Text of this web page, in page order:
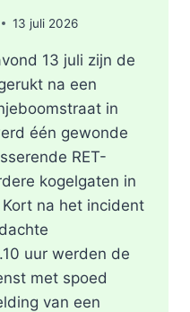
13 juli 2026
13 juli zijn de
na een
in
één gewonde
RET-
kogelgaten in
na het incident
uur werden de
met spoed
van een